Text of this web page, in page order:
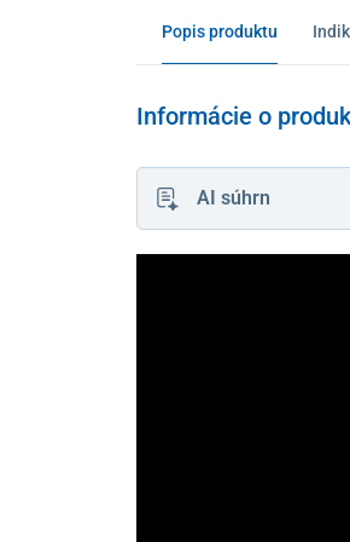
Popis produktu
Informácie o
AI súhrn